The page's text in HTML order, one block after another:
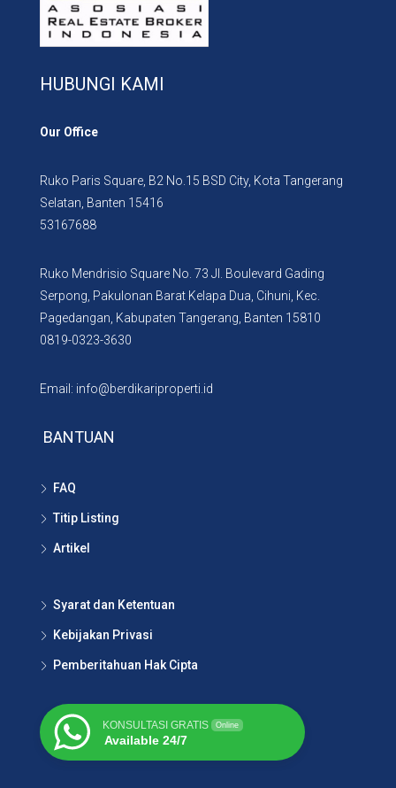
HUBUNGI KAMI
Our Office
Ruko Paris Square, B2 No.15 BSD City, Kota Tangerang
Selatan, Banten 15416
53167688
Ruko Mendrisio Square No. 73 Jl. Boulevard Gading
Serpong, Pakulonan Barat Kelapa Dua, Cihuni, Kec.
Pagedangan, Kabupaten Tangerang, Banten 15810
0819-0323-3630
Email: info@berdikariproperti.id
BANTUAN
FAQ
Titip Listing
Artikel
Syarat dan Ketentuan
Kebijakan Privasi
Pemberitahuan Hak Cipta
KONSULTASI GRATIS Online
Available 24/7